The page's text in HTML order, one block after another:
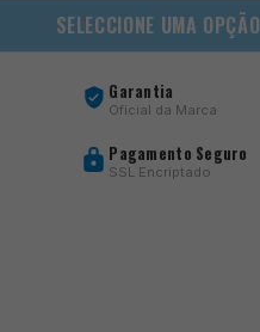
SELECCIONE UMA OPÇÃO
Garantia
Oficial da Marca
Pagamento Seguro
SSL Encriptado